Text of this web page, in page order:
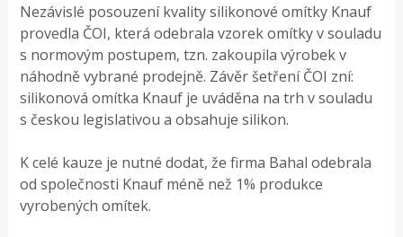
Nezávislé posouzení kvality silikonové omítky Knauf
provedla ČOI, která odebrala vzorek omítky v souladu
s normovým postupem, tzn. zakoupila výrobek v
náhodně vybrané prodejně. Závěr šetření ČOI zní:
silikonová omítka Knauf je uváděna na trh v souladu
s českou legislativou a obsahuje silikon.
K celé kauze je nutné dodat, že firma Bahal odebrala
od společnosti Knauf méně než 1% produkce
vyrobených omítek.